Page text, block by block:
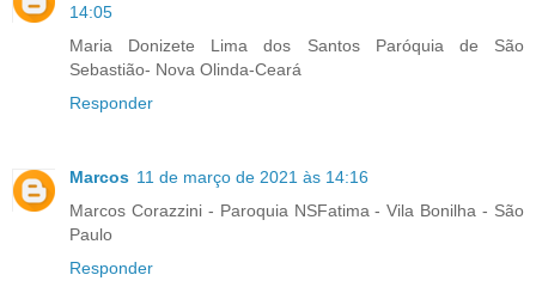
14:05
Maria Donizete Lima dos Santos Paróquia de São
Sebastião- Nova Olinda-Ceará
Responder
Marcos 11 de março de 2021 às 14:16
Marcos Corazzini - Paroquia NSFatima - Vila Bonilha - São
Paulo
Responder